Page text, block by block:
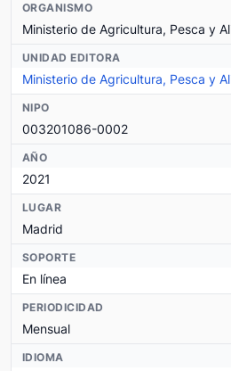
ORGANISMO
Ministerio de Agricultura, Pesca y
UNIDAD EDITORA
Ministerio de Agricultura, Pesca y
NIPO
003201086-0002
AÑO
2021
LUGAR
Madrid
SOPORTE
En línea
PERIODICIDAD
Mensual
IDIOMA